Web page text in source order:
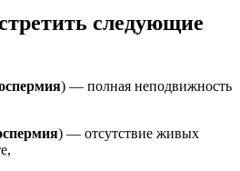
следующие
) — полная неподвижность
) — отсутствие живых